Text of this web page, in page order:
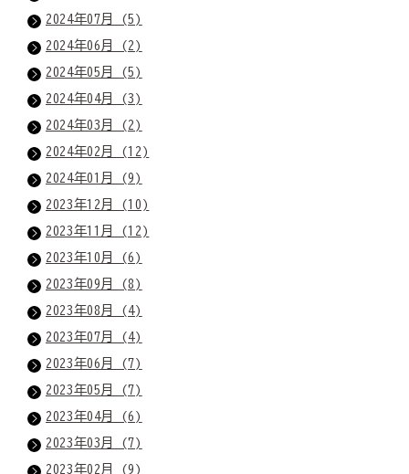
2024年07月 (5)
2024年06月 (2)
2024年05月 (5)
2024年04月 (3)
2024年03月 (2)
2024年02月 (12)
2024年01月 (9)
2023年12月 (10)
2023年11月 (12)
2023年10月 (6)
2023年09月 (8)
2023年08月 (4)
2023年07月 (4)
2023年06月 (7)
2023年05月 (7)
2023年04月 (6)
2023年03月 (7)
2023年02月 (9)